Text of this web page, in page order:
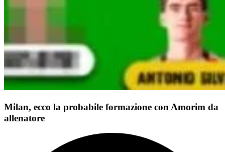
Milan, ecco la probabile formazione con Amorim da
allenatore